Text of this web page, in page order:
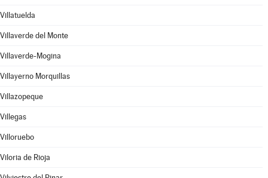
Villatuelda
Villaverde del Monte
Villaverde-Mogina
Villayerno Morquillas
Villazopeque
Villegas
Villoruebo
Viloria de Rioja